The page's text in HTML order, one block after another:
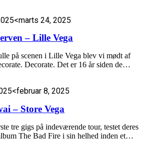
<marts 24, 2025
– Lille Vega
på scenen i Lille Vega blev vi mødt af
Decorate. Det er 16 år siden de…
<februar 8, 2025
– Store Vega
tre gigs på indeværende tour, testet deres
The Bad Fire i sin helhed inden et…